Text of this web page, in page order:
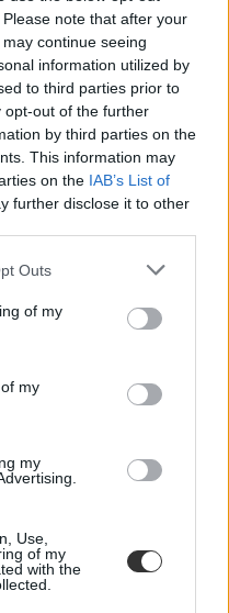
note that after your
continue seeing
information utilized by
to third parties prior to
opt-out of the further
by third parties on the
This information may
on the IAB’s List of
further disclose it to other
Outs
of my
my
my
Use,
of my
with the
és kiszámíthatóan
felelős helyettes
adatok alapján az oktatási
Imre köznevelésért felelős
abból vonta le, hogy az félév
a helyettes
Maruzsa Zoltán
tanévtől is használhassák a
nem kaptak.